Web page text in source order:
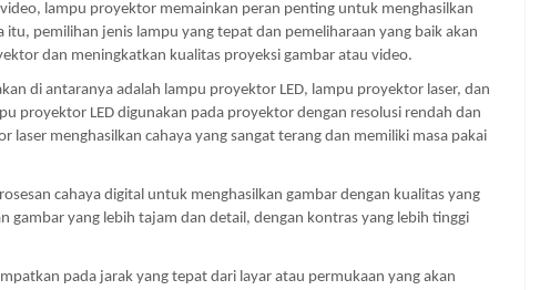
lampu proyektor memainkan peran penting untuk menghasilkan
itu, pemilihan jenis lampu yang tepat dan pemeliharaan yang baik akan
dan meningkatkan kualitas proyeksi gambar atau video.
di antaranya adalah lampu proyektor LED, lampu proyektor laser, dan
proyektor LED digunakan pada proyektor dengan resolusi rendah dan
menghasilkan cahaya yang sangat terang dan memiliki masa pakai
cahaya digital untuk menghasilkan gambar dengan kualitas yang
gambar yang lebih tajam dan detail, dengan kontras yang lebih tinggi
pada jarak yang tepat dari layar atau permukaan yang akan